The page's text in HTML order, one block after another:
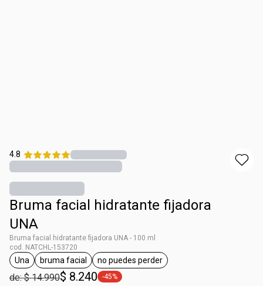
4.8
Bruma facial hidratante fijadora
UNA
Bruma facial hidratante fijadora UNA - 100 ml
cod. NATCHL-153720
general.tag Una
Una
general.tag bruma facial
bruma facial
general.tag no puedes perder
no puedes perder
de: $ 14.990$ 8.240 general.tag -45%
-45%